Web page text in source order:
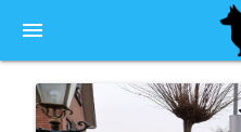
menu